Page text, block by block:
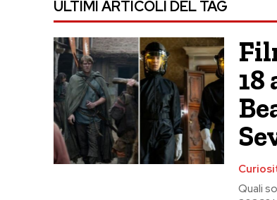
ULTIMI ARTICOLI DEL TAG
18
Quali